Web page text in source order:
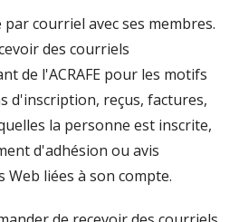
par courriel avec ses membres.
des courriels
de l'ACRAFE pour les motifs
d'inscription, reçus, factures,
la personne est inscrite,
d'adhésion ou avis
liées à son compte.